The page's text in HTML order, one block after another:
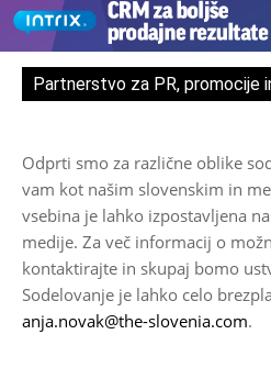
Partnerstvo za PR, promocije
Odprti smo za različne oblike
vam kot našim slovenskim in
vsebina je lahko izpostavljena
medije. Za več informacij o
kontaktirajte in skupaj bomo
Sodelovanje je lahko celo
anja.novak@the-slovenia.com.